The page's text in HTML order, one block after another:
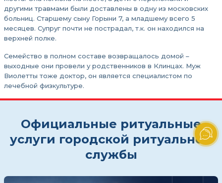
другими травмами были доставлены в одну из московских
больниц. Старшему сыну Горыни 7, а младшему всего 5
месяцев. Супруг почти не пострадал, т.к. он находился на
верхней полке.
Семейство в полном составе возвращалось домой –
выходные они провели у родственников в Клинцах. Муж
Виолетты тоже доктор, он является специалистом по
лечебной физкультуре.
Официальные ритуальные
услуги городской ритуальной
службы